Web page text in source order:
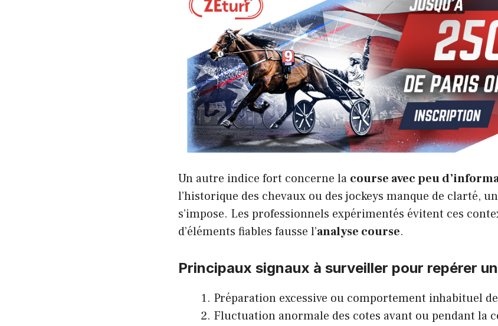
Un autre indice fort concerne la course avec peu
l’historique des chevaux ou des jockeys manque de clarté,
s’impose. Les professionnels expérimentés évitent ces
d’éléments fiables fausse l’analyse course.
Principaux signaux à surveiller pour repérer
Préparation excessive ou comportement inhabituel
Fluctuation anormale des cotes avant ou pendant la